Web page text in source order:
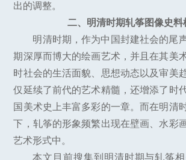
出的调整。
二、明清时期轧筝图像史料
明清时期，作为中国封建社会的尾
期深厚而博大的绘画艺术，并且在其美
时社会的生活面貌、思想动态以及审美
仅延续了前代的艺术精髓，还增添了时
国美术史上丰富多彩的一章。而在明清
下，轧筝的形象频繁出现在壁画、水彩
艺术形式中。
本文目前搜集到明清时期与轧筝